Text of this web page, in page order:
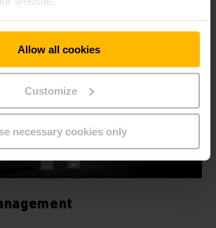
Allow all cookies
Customize
necessary cookies only